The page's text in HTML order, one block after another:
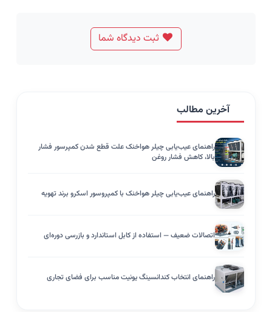
آخرین مطالب
راهنمای عیب‌یابی چیلر هواخنک علت قطع شدن کمپرسور فشار
بالا، کاهش فشار روغن
راهنمای عیب‌یابی چیلر هواخنک با کمپروسور اسکرو برند تهویه
اتصالات ضعیف — استفاده از کابل استاندارد و بازرسی دوره‌ای
راهنمای انتخاب کندانسینگ یونیت مناسب برای فضای تجاری
ثبت دیدگاه شما